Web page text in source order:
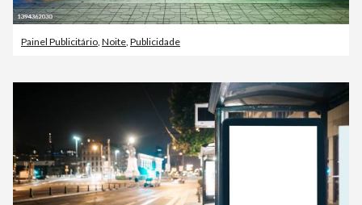
Painel Publicitário, Noite, Publicidade